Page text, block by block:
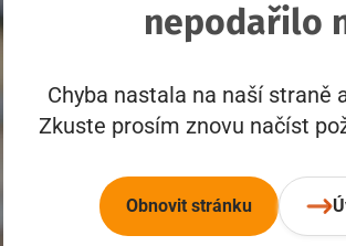
nepodařilo
Chyba nastala na naší straně
Zkuste prosím znovu načíst
Obnovit stránku